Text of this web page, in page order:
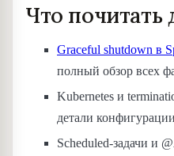
Что почитать
Graceful shutdown в
полный обзор всех
Kubernetes и
детали
Scheduled-задачи и